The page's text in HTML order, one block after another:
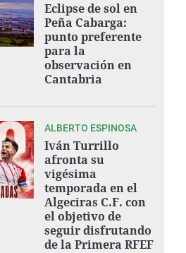
Eclipse de sol en
Peña Cabarga:
punto preferente
para la
observación en
Cantabria
ALBERTO ESPINOSA
Iván Turrillo
afronta su
vigésima
temporada en el
Algeciras C.F. con
el objetivo de
seguir disfrutando
de la Primera RFEF